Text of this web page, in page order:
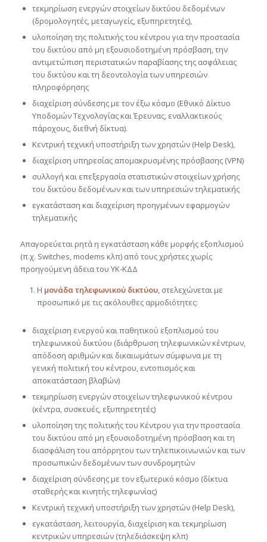
τεκμηρίωση ενεργών στοιχείων δικτύου δεδομένων
(δρομολογητές, μεταγωγείς, εξυπηρετητές),
υλοποίηση της πολιτικής του κέντρου για την προστασία
του δικτύου από μη εξουσιοδοτημένη πρόσβαση, την
αντιμετώπιση περιστατικών παραβίασης της ασφάλειας
του δικτύου και τη δεοντολογία των υπηρεσιών
πληροφόρησης
διαχείριση σύνδεσης με τον έξω κόσμο (Εθνικό Δίκτυο
Υποδομών Τεχνολογίας και Έρευνας, εναλλακτικούς
πάροχους, διεθνή δίκτυα).
Κεντρική τεχνική υποστήριξη των χρηστών (Help Desk),
διαχείριση υπηρεσίας απομακρυσμένης πρόσβασης (VPN)
συλλογή και επεξεργασία στατιστικών στοιχείων χρήσης
του δικτύου δεδομένων και των υπηρεσιών τηλεματικής
εγκατάσταση και διαχείριση προηγμένων εφαρμογών
τηλεματικής
Απαγορεύεται ρητά η εγκατάσταση κάθε μορφής εξοπλισμού
(π.χ. Switches, modems κλπ) από τους χρήστες χωρίς
προηγούμενη άδεια του ΥΚ-ΚΔΔ
Η μονάδα τηλεφωνικού δικτύου, στελεχώνεται με
προσωπικό με τις ακόλουθες αρμοδιότητες:
διαχείριση ενεργού και παθητικού εξοπλισμού του
τηλεφωνικού δικτύου (διάρθρωση τηλεφωνικών κέντρων,
απόδοση αριθμών και δικαιωμάτων σύμφωνα με τη
γενική πολιτική του κέντρου, εντοπισμός και
αποκατάσταση βλαβών)
τεκμηρίωση ενεργών στοιχείων τηλεφωνικού κέντρου
(κέντρα, συσκευές, εξυπηρετητές)
υλοποίηση της πολιτικής του Κέντρου για την προστασία
του δικτύου από μη εξουσιοδοτημένη πρόσβαση και τη
διασφάλιση του απόρρητου των τηλεπικοινωνιών και των
προσωπικών δεδομένων των συνδρομητών
διαχείριση σύνδεσης με τον εξωτερικό κόσμο (δίκτυα
σταθερής και κινητής τηλεφωνίας)
Κεντρική τεχνική υποστήριξη των χρηστών (Help Desk),
εγκατάσταση, λειτουργία, διαχείριση και τεκμηρίωση
κεντρικών υπηρεσιών (τηλεδιάσκεψη κλπ)